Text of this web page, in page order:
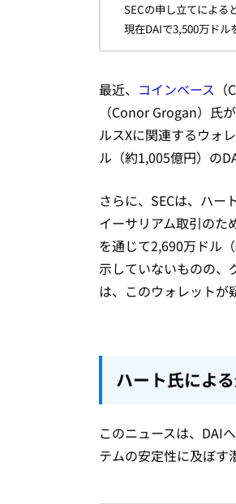
SECの申し立てによる
現在DAIで3,500万ドル
最近、 コインベース
（Conor Grogan）氏
ルスXに関連するウォ
ル（約1,005億円）の
さらに、SECは、ハー
イーサリアム取引のた
を通じて2,690万ドル
示していないものの、
は、このウォレットが
ハート氏によ
このニュースは、DAI
テムの安定性に及ぼす